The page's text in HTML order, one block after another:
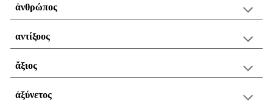
ἀνθρώπος
αντίξοος
ἄξιος
ἀξύνετος